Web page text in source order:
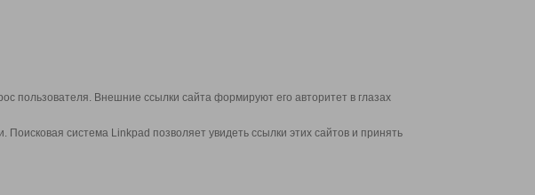
пользователя. Внешние ссылки сайта формируют его авторитет в глазах
система Linkpad позволяет увидеть ссылки этих сайтов и принять